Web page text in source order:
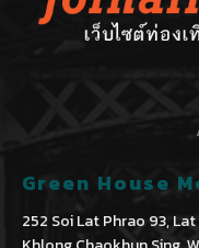
Green House
252 Soi Lat Phrao 93,